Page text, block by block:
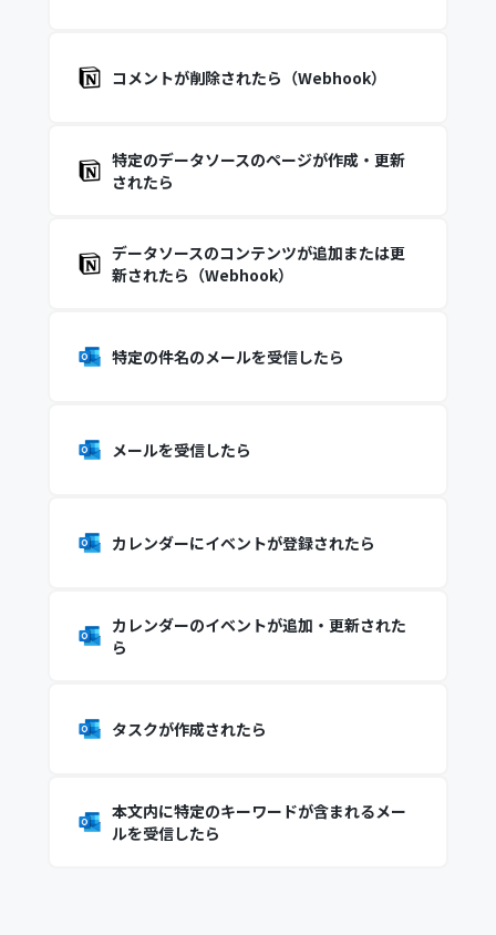
コメントが削除されたら（Webhook）
特定のデータソースのページが作成・更新
されたら
データソースのコンテンツが追加または更
新されたら（Webhook）
特定の件名のメールを受信したら
メールを受信したら
カレンダーにイベントが登録されたら
カレンダーのイベントが追加・更新された
ら
タスクが作成されたら
本文内に特定のキーワードが含まれるメー
ルを受信したら